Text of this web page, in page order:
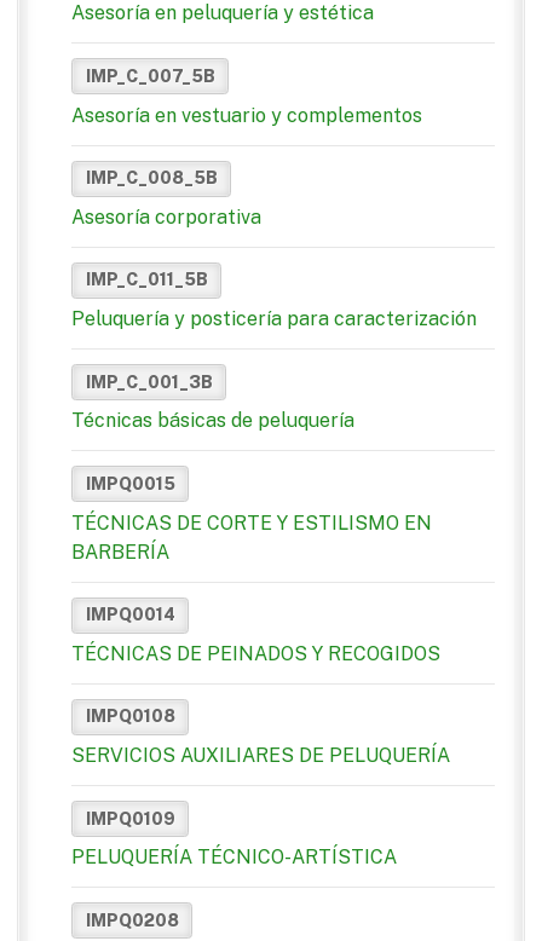
Asesoría en peluquería y estética
IMP_C_007_5B
Asesoría en vestuario y complementos
IMP_C_008_5B
Asesoría corporativa
IMP_C_011_5B
Peluquería y posticería para caracterización
IMP_C_001_3B
Técnicas básicas de peluquería
IMPQ0015
TÉCNICAS DE CORTE Y ESTILISMO EN
BARBERÍA
IMPQ0014
TÉCNICAS DE PEINADOS Y RECOGIDOS
IMPQ0108
SERVICIOS AUXILIARES DE PELUQUERÍA
IMPQ0109
PELUQUERÍA TÉCNICO-ARTÍSTICA
IMPQ0208